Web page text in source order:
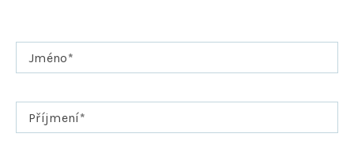
Jméno*
Příjmení*